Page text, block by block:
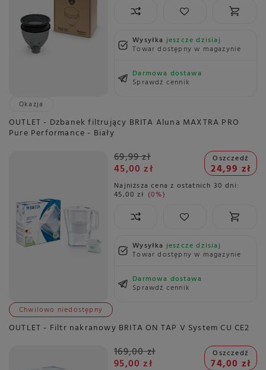
Wysyłkajeszcze dzisiaj
Towar dostępny w magazynie
Darmowa dostawa
Sprawdź cennik
Okazja
OUTLET - Dzbanek filtrujący BRITA Aluna MAXTRA PRO
Pure Performance - Biały
69,99 zł
45,00 zł
Oszczedź
24,99 zł
Najniższa cena z ostatnich 30 dni:
45,00 zł 0%
Wysyłkajeszcze dzisiaj
Towar dostępny w magazynie
Darmowa dostawa
Sprawdź cennik
Chwilowo niedostępny
OUTLET - Filtr nakranowy BRITA ON TAP V System CU CE2
169,00 zł
95,00 zł
Oszczedź
74,00 zł